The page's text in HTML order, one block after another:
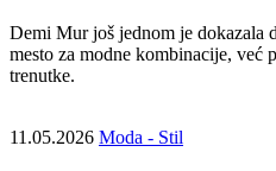
Demi Mur još jednom je dokazala
mesto za modne kombinacije, već
trenutke.
11.05.2026 Moda - Stil